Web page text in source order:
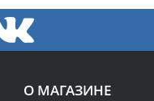
О МАГАЗИНЕ